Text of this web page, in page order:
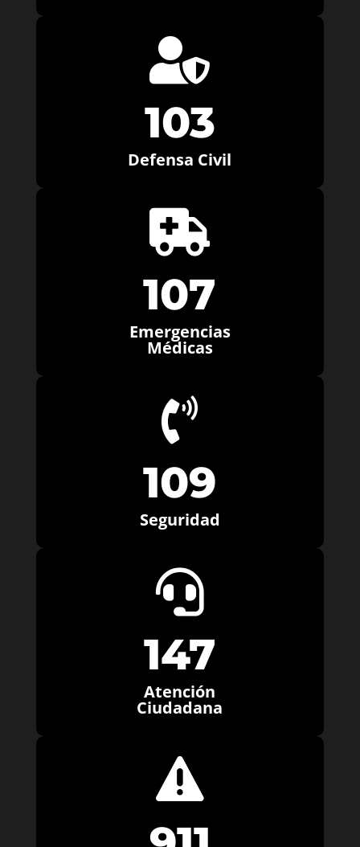

103
Defensa Civil

107
Emergencias
Médicas

109
Seguridad

147
Atención
Ciudadana
